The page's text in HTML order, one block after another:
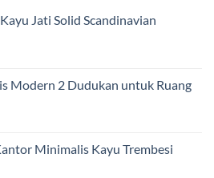
Jati Solid Scandinavian
Modern 2 Dudukan untuk Ruang
Minimalis Kayu Trembesi